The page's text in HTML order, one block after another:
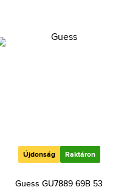
Újdonság Raktáron
Guess GU7889 69B 53